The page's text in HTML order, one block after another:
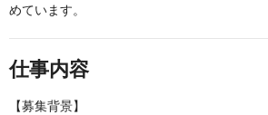
めています。
仕事内容
【募集背景】